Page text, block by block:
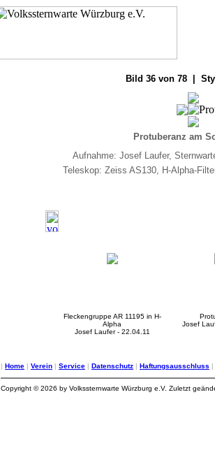
Bild 36 von 78 |
Protuberanz am
Aufnahme: Josef Laufer,
Teleskop: Zeiss AS130, H-Alpha-
Fleckengruppe AR 11195 in H-
Alpha
Josef Laufer - 22.04.11
Josef
| Home | Verein | Service | Datenschutz | Haftungsausschluss |
Copyright © 2026 by Volkssternwarte Würzburg e.V. Zuletzt